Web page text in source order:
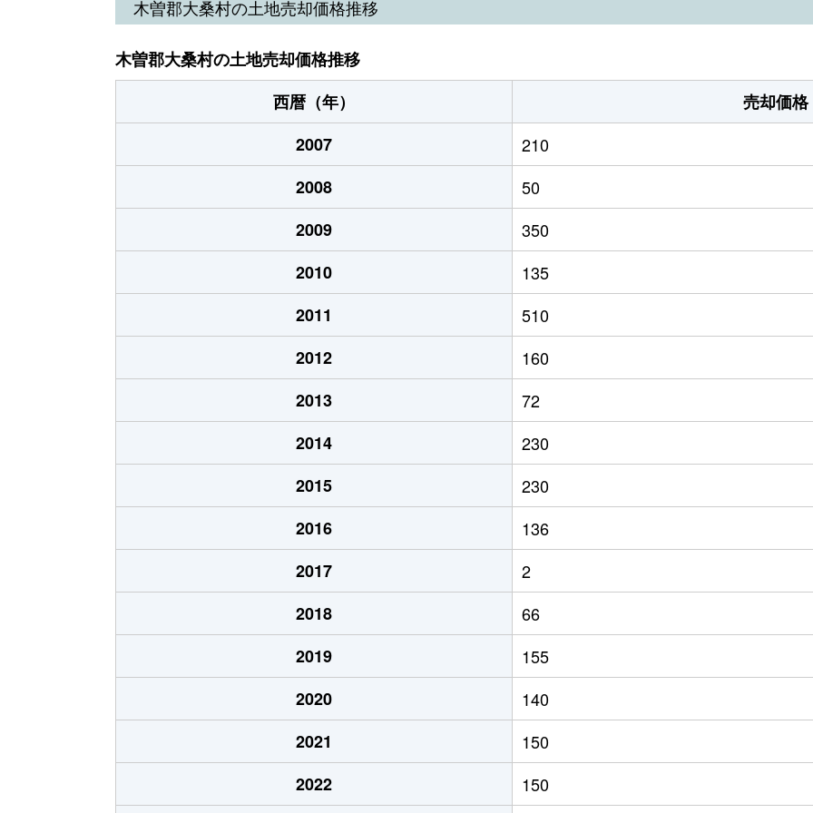
木曽郡大桑村の土地売却価格推移
木曽郡大桑村の土地売却価格推移
西暦（年）
売却価
2007
210
2008
50
2009
350
2010
135
2011
510
2012
160
2013
72
2014
230
2015
230
2016
136
2017
2
2018
66
2019
155
2020
140
2021
150
2022
150